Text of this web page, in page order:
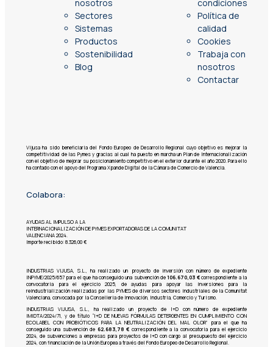
nosotros
Sectores
Sistemas
Productos
Sostenibilidad
Blog
condiciones
Política de
calidad
Cookies
Trabaja con
nosotros
Contactar
Vijusa ha sido beneficiaria del Fondo Europeo de Desarrollo Regional cuyo objetivo es mejorar la
competitividad de las Pymes y gracias al cual ha puesto en marcha un Plan de Internacionalización
con el objetivo de mejorar su posicionamiento competitivo en el exterior durante el año 2020. Para ello
ha contado con el apoyo del Programa Xpande Digital de la Cámara de Comercio de Valencia.
Colabora:
AYUDAS AL IMPULSO A LA
INTERNACIONALIZACIÓN DE PYMES EXPORTADORAS DE LA COMUNITAT
VALENCIANA 2024.
Importe recibido: 8.326,00 €
INDUSTRIAS VIJUSA, S.L.,ha realizado un proyecto de inversión con número de expediente
INPYME/2025/657 para el que ha conseguido una subvención de106.670,03 €correspondiente a la
convocatoria para el ejercicio 2025, de ayudas para apoyar las inversiones para la
reindustrialización realizadas por las PYMES de diversos sectores industriales de la Comunitat
Valenciana, convocada por la Conselleria de Innovación, Industria, Comercio y Turismo.
INDUSTRIAS VIJUSA, S.L., ha realizado un proyecto de I+D con número de expediente
IMIDTA/2024/71, y de título “I+D DE NUEVAS FÓRMULAS DETERGENTES EN CUMPLIMIENTO CON
ECOLABEL CON PROBIÓTICOS PARA LA NEUTRALIZACIÓN DEL MAL OLOR” para el que ha
conseguido una subvención de 62.683,78 € correspondiente a la convocatoria para el ejercicio
2024, de subvenciones a empresas para proyectos de I+D con cargo al presupuesto del ejercicio
2024, con financiación de la Unión Europea a través del Fondo Europeo de Desarrollo Regional.